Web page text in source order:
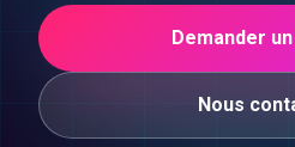
Demander
Nous